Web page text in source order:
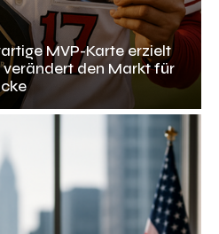
MVP-Karte erzielt
verändert den Markt für